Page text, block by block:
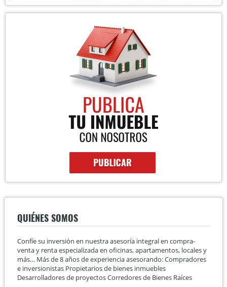
QUIÉNES SOMOS
Confíe su inversión en nuestra asesoría integral en compra-
venta y renta especializada en oficinas, apartamentos, locales y
más… Más de 8 años de experiencia asesorando: Compradores
e inversionistas Propietarios de bienes inmuebles
Desarrolladores de proyectos Corredores de Bienes Raíces